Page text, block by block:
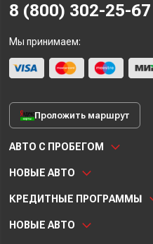
8 (800) 302-25-67
Мы принимаем:
Проложить маршрут
АВТО С ПРОБЕГОМ
НОВЫЕ АВТО
КРЕДИТНЫЕ ПРОГРАММЫ
НОВЫЕ АВТО